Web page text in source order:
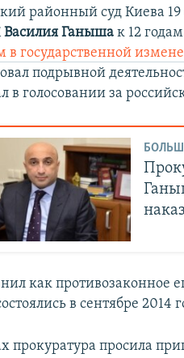
районный суд Киева 19
Василия Ганыша к 12
государственной измене
подрывной
в голосовании за
как противозаконное
в сентябре 2014
прокуратура просила